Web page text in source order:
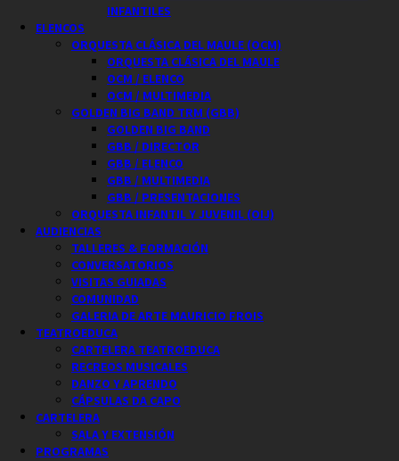
INFANTILES
ELENCOS
ORQUESTA CLÁSICA DEL MAULE (OCM)
ORQUESTA CLÁSICA DEL MAULE
OCM / ELENCO
OCM / MULTIMEDIA
GOLDEN BIG BAND TRM (GBB)
GOLDEN BIG BAND
GBB / DIRECTOR
GBB / ELENCO
GBB / MULTIMEDIA
GBB / PRESENTACIONES
ORQUESTA INFANTIL Y JUVENIL (OIJ)
AUDIENCIAS
TALLERES & FORMACIÓN
CONVERSATORIOS
VISITAS GUIADAS
COMUNIDAD
GALERIA DE ARTE MAURICIO FROIS
TEATROEDUCA
CARTELERA TEATROEDUCA
RECREOS MUSICALES
DANZO Y APRENDO
CÁPSULAS DA CAPO
CARTELERA
SALA Y EXTENSIÓN
PROGRAMAS